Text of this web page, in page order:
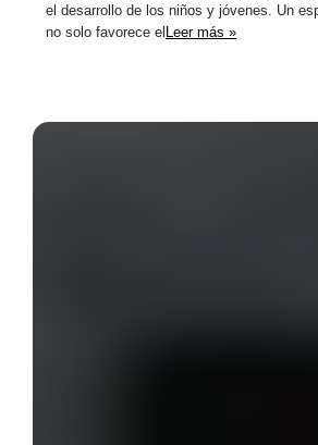
el desarrollo de los niños y jóvenes. Un
no solo favorece el
Leer más »